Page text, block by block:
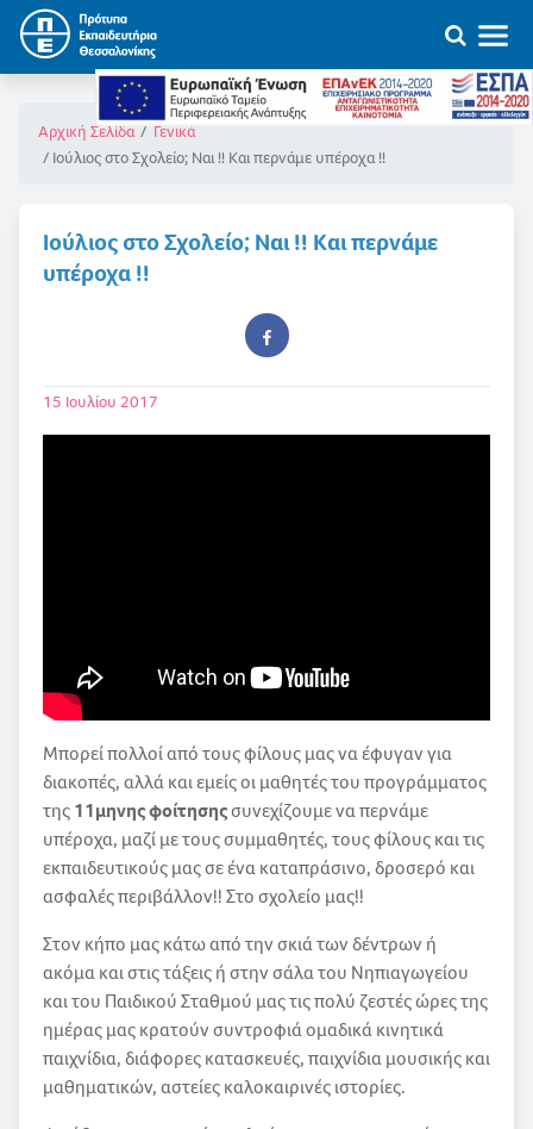
Αρχική Σελίδα
Γενικά
Ιούλιος στο Σχολείο; Ναι !! Και περνάμε υπέροχα !!
Ιούλιος στο Σχολείο; Ναι !! Και περνάμε
υπέροχα !!
15 Ιουλίου 2017
Μπορεί πολλοί από τους φίλους μας να έφυγαν για
διακοπές, αλλά και εμείς οι μαθητές του προγράμματος
της11μηνης φοίτησηςσυνεχίζουμε να περνάμε
υπέροχα, μαζί με τους συμμαθητές, τους φίλους και τις
εκπαιδευτικούς μας σε ένα καταπράσινο, δροσερό και
ασφαλές περιβάλλον!! Στο σχολείο μας!!
Στον κήπο μας κάτω από την σκιά των δέντρων ή
ακόμα και στις τάξεις ή στην σάλα του Νηπιαγωγείου
και του Παιδικού Σταθμού μας τις πολύ ζεστές ώρες της
ημέρας μας κρατούν συντροφιά ομαδικά κινητικά
παιχνίδια, διάφορες κατασκευές, παιχνίδια μουσικής και
μαθηματικών, αστείες καλοκαιρινές ιστορίες.